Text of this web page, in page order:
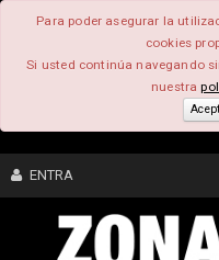
Para poder asegurar la
cookies
Si usted continúa navegando
nuestra
ENTRA